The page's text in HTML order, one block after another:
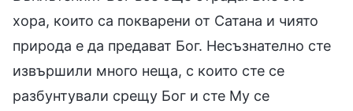
хора, които са покварени от Сатана и чиято
природа е да предават Бог. Несъзнателно сте
извършили много неща, с които сте се
разбунтували срещу Бог и сте Му се